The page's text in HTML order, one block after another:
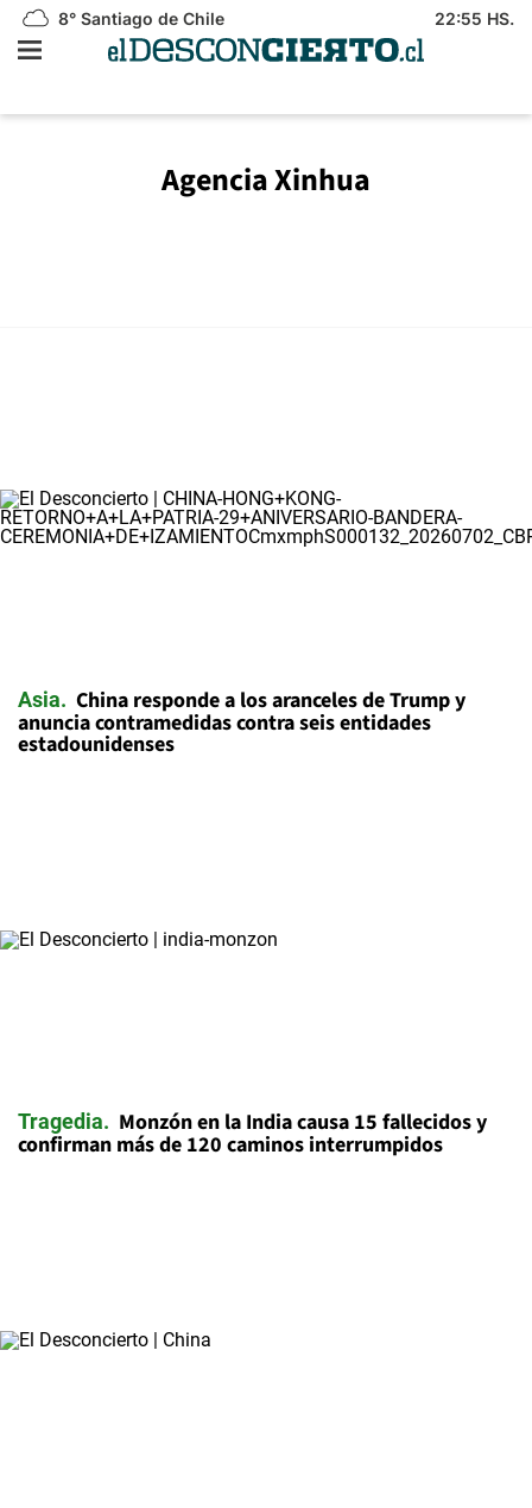
8° Santiago de Chile 22:55 HS.
Agencia Xinhua
Asia China responde a los aranceles de Trump y
anuncia contramedidas contra seis entidades
estadounidenses
Tragedia Monzón en la India causa 15 fallecidos y
confirman más de 120 caminos interrumpidos